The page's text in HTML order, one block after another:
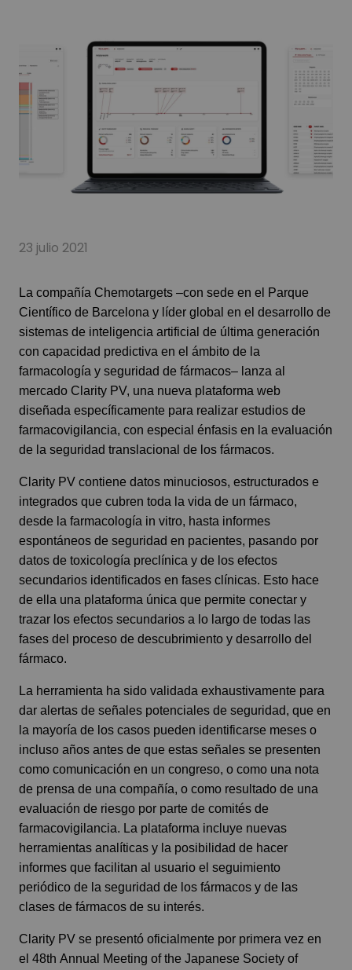
23 julio 2021
La compañía Chemotargets –con sede en el Parque
Científico de Barcelona y líder global en el desarrollo de
sistemas de inteligencia artificial de última generación
con capacidad predictiva en el ámbito de la
farmacología y seguridad de fármacos– lanza al
mercado Clarity PV, una nueva plataforma web
diseñada específicamente para realizar estudios de
farmacovigilancia, con especial énfasis en la evaluación
de la seguridad translacional de los fármacos.
Clarity PV contiene datos minuciosos, estructurados e
integrados que cubren toda la vida de un fármaco,
desde la farmacología in vitro, hasta informes
espontáneos de seguridad en pacientes, pasando por
datos de toxicología preclínica y de los efectos
secundarios identificados en fases clínicas. Esto hace
de ella una plataforma única que permite conectar y
trazar los efectos secundarios a lo largo de todas las
fases del proceso de descubrimiento y desarrollo del
fármaco.
La herramienta ha sido validada exhaustivamente para
dar alertas de señales potenciales de seguridad, que en
la mayoría de los casos pueden identificarse meses o
incluso años antes de que estas señales se presenten
como comunicación en un congreso, o como una nota
de prensa de una compañía, o como resultado de una
evaluación de riesgo por parte de comités de
farmacovigilancia. La plataforma incluye nuevas
herramientas analíticas y la posibilidad de hacer
informes que facilitan al usuario el seguimiento
periódico de la seguridad de los fármacos y de las
clases de fármacos de su interés.
Clarity PV se presentó oficialmente por primera vez en
el 48th Annual Meeting of the Japanese Society of